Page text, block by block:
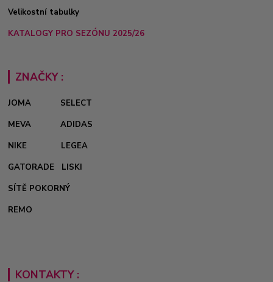
Velikostní tabulky
KATALOGY PRO SEZÓNU 2025/26
ZNAČKY :
JOMA
SELECT
MEVA
ADIDAS
NIKE
LEGEA
GATORADE
LISKI
SÍTĚ POKORNÝ
REMO
KONTAKTY :